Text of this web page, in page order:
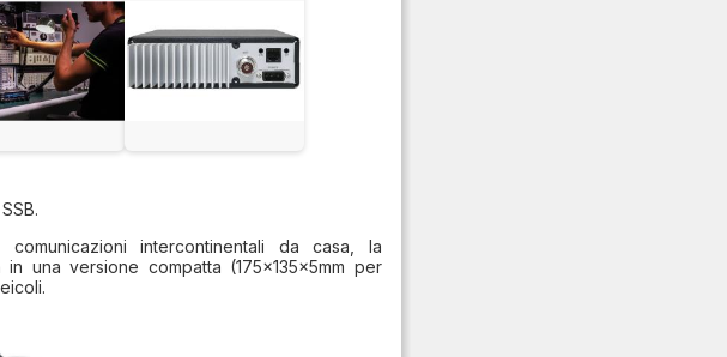
intercontinentali da casa, la
una versione compatta (175x135x5mm per